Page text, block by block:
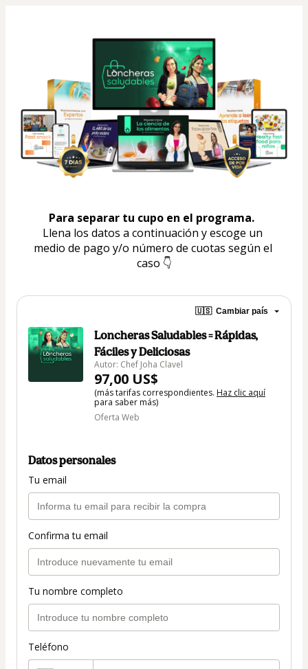
Para separar tu cupo en el programa.
Llena los datos a continuación y escoge un
medio de pago y/o número de cuotas según el
caso 👇
🇺🇸 Cambiar país
Loncheras Saludables = Rápidas,
Fáciles y Deliciosas
Autor: Chef Joha Clavel
97,00 US$
(más tarifas correspondientes. Haz clic aquí
para saber más)
Oferta Web
Datos personales
Tu email
Confirma tu email
Tu nombre completo
Teléfono